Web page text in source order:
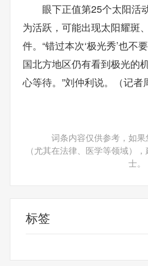
眼下正值第25个太阳活
为活跃，可能出现太阳耀斑
件。“错过本次‘极光秀’也不
国北方地区仍有看到极光的
心等待。”刘仲利说。（记者
词条内容仅供参考，如
（尤其在法律、医学等领域）
士。
标签